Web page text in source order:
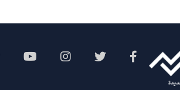
Social Menu